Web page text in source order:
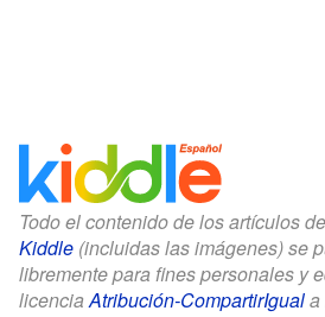
Todo el contenido de los artículos
Kiddle (incluidas las imágenes) se
libremente para fines personales y
licenciaAtribución-CompartirIguala